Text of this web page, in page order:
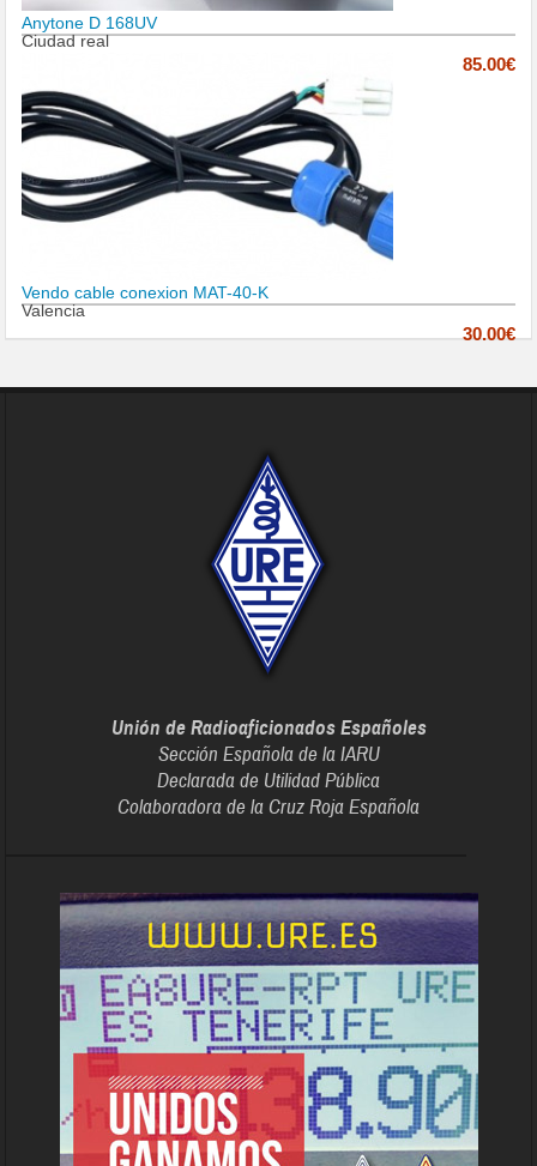
Anytone D 168UV
Ciudad real
85.00€
Vendo cable conexion MAT-40-K
Valencia
30.00€
Unión de Radioaficionados Españoles
Sección Española de la IARU
Declarada de Utilidad Pública
Colaboradora de la Cruz Roja Española